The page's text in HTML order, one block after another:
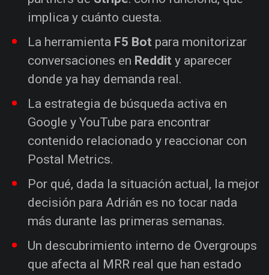
implica y cuánto cuesta.
La herramienta F5 Bot para monitorizar
conversaciones en Reddit y aparecer
donde ya hay demanda real.
La estrategia de búsqueda activa en
Google y YouTube para encontrar
contenido relacionado y reaccionar con
Postal Metrics.
Por qué, dada la situación actual, la mejor
decisión para Adrián es no tocar nada
más durante las primeras semanas.
Un descubrimiento interno de Overgroups
que afecta al MRR real que han estado